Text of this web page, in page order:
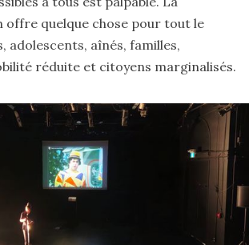
quelque chose pour tout le
adolescents, aînés, familles,
réduite et citoyens marginalisés.